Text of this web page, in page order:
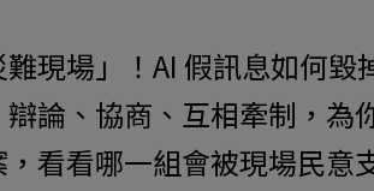
現場」！AI 假訊息如何毀
論、協商、互相牽制，為
看看哪一組會被現場民意